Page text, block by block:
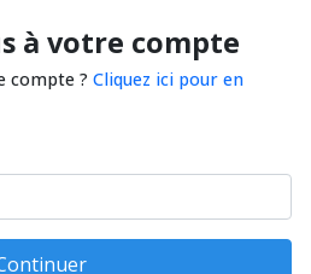
à votre compte
compte ? Cliquez ici pour en